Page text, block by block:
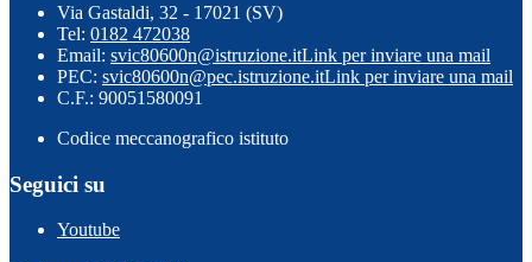
Via Gastaldi, 32 - 17021 (SV)
Tel: 0182 472038
Email: svic80600n@istruzione.itLink per inviare una mail
PEC: svic80600n@pec.istruzione.itLink per inviare una mail
C.F.: 90051580091
Codice meccanografico istituto
Seguici su
Youtube